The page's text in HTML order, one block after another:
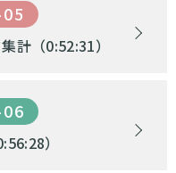
計（0:52:31）
）